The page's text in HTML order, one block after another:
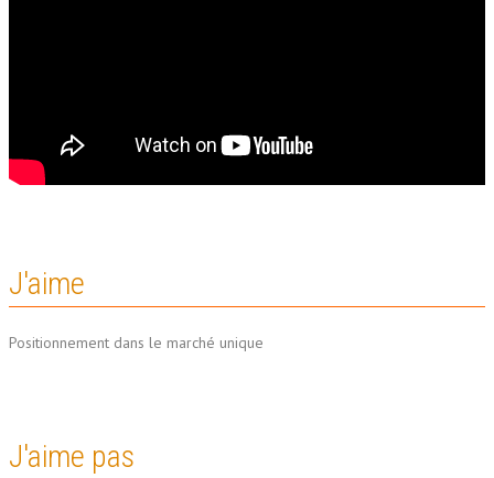
J'aime
Positionnement dans le marché unique
J'aime pas